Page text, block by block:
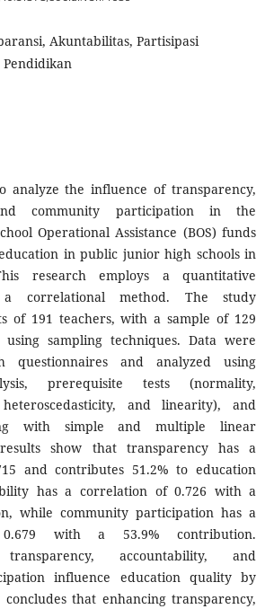
Akuntabilitas, Partisipasi
analyze the influence of transparency,
community participation in the
Operational Assistance (BOS) funds
in public junior high schools in
research employs a quantitative
correlational method. The study
of 191 teachers, with a sample of 129
using sampling techniques. Data were
questionnaires and analyzed using
prerequisite tests (normality,
and linearity), and
with simple and multiple linear
show that transparency has a
and contributes 51.2% to education
has a correlation of 0.726 with a
while community participation has a
with a 53.9% contribution.
transparency, accountability, and
influence education quality by
concludes that enhancing transparency,